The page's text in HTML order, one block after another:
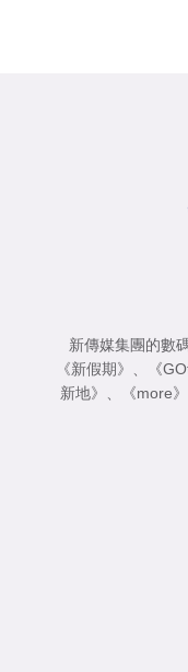
新傳媒集團的數
《新假期》
《
新地》
《more》